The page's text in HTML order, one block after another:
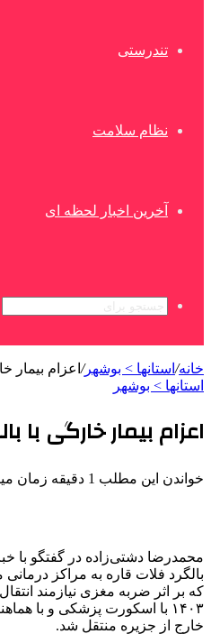
تندرستی
نظام سلامت
آخرین اخبار لحظه ای
خانه/ استانها > بوشهر/ اعزام بیمار
استانها > بوشهر
اعزام بیمار خارگی با
خواندن این مطلب 1 دقیقه زمان میبرد
محمدرضا دشتی‌زاده در گفتگو با
بالگرد فلات قاره به مراکز
۱۴۰۳ با اسکورت پزشکی و با هماهنگی تیم درمانی از
خارج از جزیره منتقل شد.